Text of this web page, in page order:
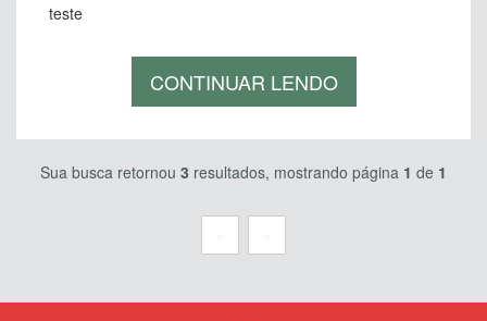
teste
CONTINUAR LENDO
Sua busca retornou 3 resultados, mostrando página 1 de 1